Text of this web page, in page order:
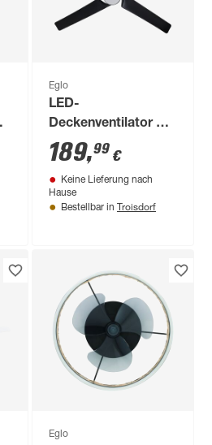
Eglo
LED-
Deckenventilator mit
Beleuchtung 'Orcutt'
dimmbar 16,5 W
2300 lm warmweiß
bis tageslichtweiß Ø
189,99 €
Keine Lieferung nach
Hause
Bestellbar in Troisdorf
Eglo